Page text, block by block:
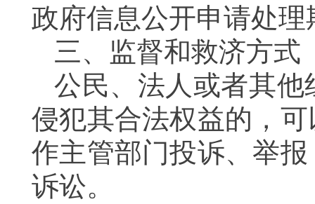
政府信息公开申请处
三、监督和救济方式
公民、法人或者其
侵犯其合法权益的，
作主管部门投诉、举
诉讼。